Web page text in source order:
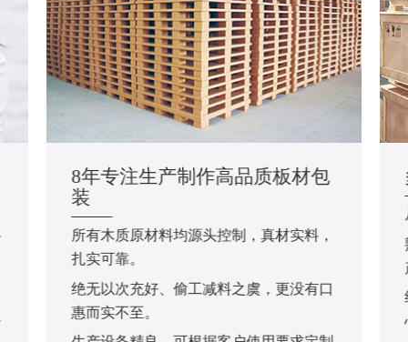
8年专注生产制作高品质板材包
装
所有木质原材料均源头控制，真材实料，
扎实可靠。
绝无以次充好、偷工减料之虞，更没有口
惠而实不至。